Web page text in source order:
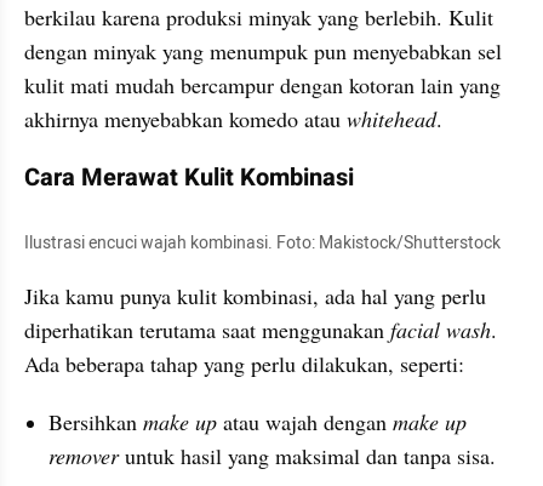
berkilau karena produksi minyak yang berlebih. Kulit
dengan minyak yang menumpuk pun menyebabkan sel
kulit mati mudah bercampur dengan kotoran lain yang
akhirnya menyebabkan komedo atau whitehead.
Cara Merawat Kulit Kombinasi
Ilustrasi encuci wajah kombinasi. Foto: Makistock/Shutterstock
Jika kamu punya kulit kombinasi, ada hal yang perlu
diperhatikan terutama saat menggunakan facial wash.
Ada beberapa tahap yang perlu dilakukan, seperti:
Bersihkan make up atau wajah dengan make up
remover untuk hasil yang maksimal dan tanpa sisa.